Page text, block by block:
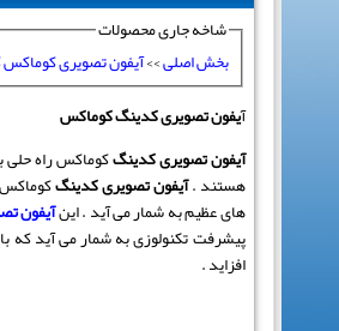
شاخه جاری محصولات
بخش اصلی
آیفون تصویری کوماکس
آیفون تصویری کدینگ کوماکس
آیفون تصویری کدینگکوماکس راه حلی
هستند .آیفون تصویری کدینگکوماکس
های عظیم به شمار می آید . اینآیفون
پیشرفت تکنولوزی به شمار می آید که
افزاید .